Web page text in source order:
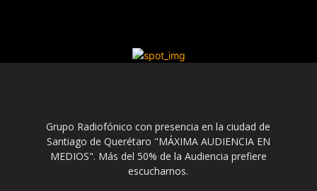
Grupo Radiofónico con presencia en la ciudad de
Santiago de Querétaro "MÁXIMA AUDIENCIA EN
MEDIOS". Más del 50% de la Audiencia prefiere
escucharnos.